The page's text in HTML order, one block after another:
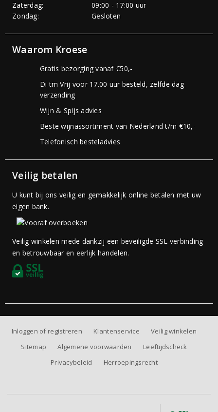
Zaterdag:
09:00 - 17:00 uur
Zondag:
Gesloten
Waarom Kroese
Gratis bezorging vanaf €50,-
Di tm Vrij voor 17.00 uur besteld, zelfde dag
verzending
Wijn & Spijs advies
Beste wijnassortiment van Nederland t/m €10,-
Telefonisch besteladvies
Veilig betalen
U kunt bij ons veilig en gemakkelijk online betalen met uw
eigen bank.
Veilig winkelen mede dankzij een beveiligde SSL verbinding
en betrouwbaar en eerlijk handelen.
Inloggen of registreren Klantenservice
Veilig winkelen
Sitemap
Algemene voorwaarden
Leeftijdscheck
Privacybeleid
Herroepingsrecht